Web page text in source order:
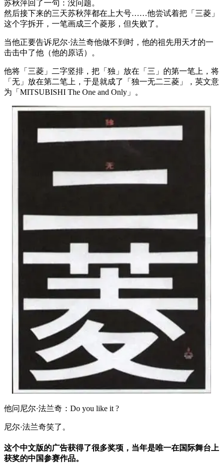
苏秋萍回了一句：没问题。
然后接下来的三天苏秋萍都在上大号……他尝试着把「三菱」
这个字拆开，一笔画成三个菱形，但失败了。
当他正要告诉尼尔·法兰奇他做不到时，他的祖先用天才的一
击击中了他（他的原话）。
他将「三菱」二字竖排，把「独」放在「三」的第一笔上，将
「无」放在第二笔上，于是就成了「独一无二三菱」，英文意
为「MITSUBISHI The One and Only」。
他问尼尔·法兰奇：Do you like it ?
尼尔·法兰奇笑了。
这个中文版的广告获得了很多奖项，当年是唯一在国际舞台上
获奖的中国参赛作品。